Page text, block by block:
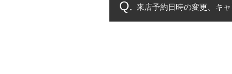
複数サービスのご予約は
来店予約日時の変更、キ
また、やむを得ない事由